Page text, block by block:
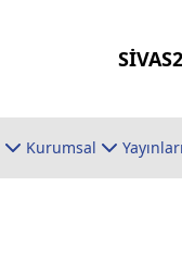
Kurumsal